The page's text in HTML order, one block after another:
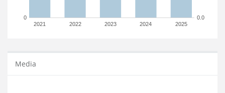
2021 2022 2023 2024 2025
0 0.0
Media